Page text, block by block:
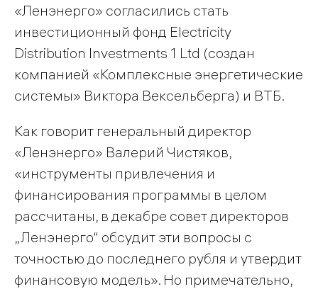
«Ленэнерго» согласились стать
инвестиционный фонд Electricity
Distribution Investments 1 Ltd (создан
компанией «Комплексные энергетические
системы» Виктора Вексельберга) и ВТБ.
Как говорит генеральный директор
«Ленэнерго» Валерий Чистяков,
«инструменты привлечения и
финансирования программы в целом
рассчитаны, в декабре совет директоров
„Ленэнерго“ обсудит эти вопросы с
точностью до последнего рубля и утвердит
финансовую модель». Но примечательно,